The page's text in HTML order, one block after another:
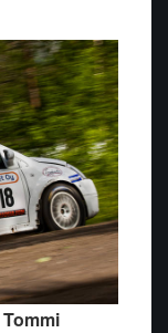
Tommi